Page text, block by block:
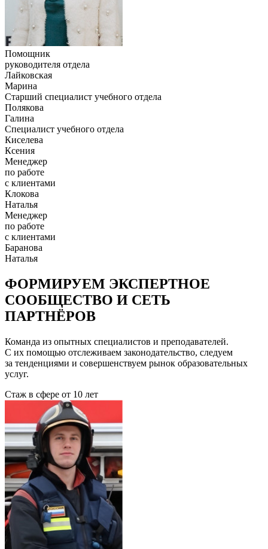
Помощник
руководителя отдела
Лайковская
Марина
Старший специалист учебного отдела
Полякова
Галина
Специалист учебного отдела
Киселева
Ксения
Менеджер
по работе
с клиентами
Клокова
Наталья
Менеджер
по работе
с клиентами
Баранова
Наталья
ФОРМИРУЕМ ЭКСПЕРТНОЕ
СООБЩЕСТВО И СЕТЬ
ПАРТНЁРОВ
Команда из опытных специалистов и преподавателей.
С их помощью отслеживаем законодательство, следуем
за тенденциями и совершенствуем рынок образовательных
услуг.
Стаж в сфере от 10 лет